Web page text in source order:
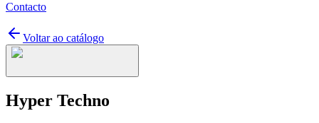
Contacto
Voltar ao catálogo
Hyper Techno